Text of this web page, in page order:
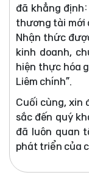
đã khẳng
thương tài mới
Nhận thức
kinh doanh,
hiện thực hóa
Liêm chính”.
Cuối cùng, xin
sắc đến quý
đã luôn quan
phát triển của